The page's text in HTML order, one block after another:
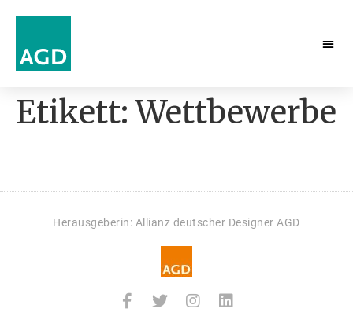
Etikett:Wettbewerbe
Herausgeberin: Allianz deutscher Designer AGD